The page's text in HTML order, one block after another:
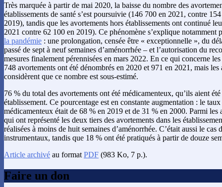
Très marquée à partir de mai 2020, la baisse du nombre des
établissements de santé s’est poursuivie (146 700 en 2021, contre
2019), tandis que les avortements hors établissements ont continué
2021 contre 62 100 en 2019). Ce phénomène s’explique notamment
la pandémie : une prolongation, censée être « exceptionnelle », du
passé de sept à neuf semaines d’aménorrhée – et l’autorisation du
mesures finalement pérennisées en mars 2022. En ce qui concerne
748 avortements ont été dénombrés en 2020 et 971 en 2021, mais les
considèrent que ce nombre est sous-estimé.
76 % du total des avortements ont été médicamenteux, qu’ils aient
établissement. Ce pourcentage est en constante augmentation : le
médicamenteux était de 68 % en 2019 et de 31 % en 2000. Parmi les
qui ont représenté les deux tiers des avortements dans les
réalisées à moins de huit semaines d’aménorrhée. C’était aussi le cas
instrumentaux, tandis que 18 % ont été pratiqués à partir de douze
Article archivé au format PDF (983 Ko, 7 p.).
Faire un don